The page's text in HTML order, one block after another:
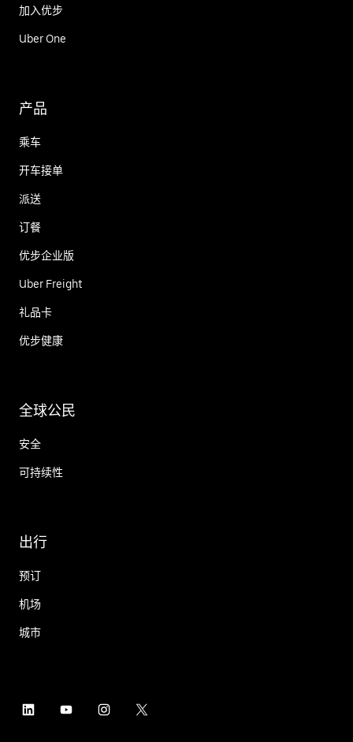
加入优步
Uber One
产品
乘车
开车接单
派送
订餐
优步企业版
Uber Freight
礼品卡
优步健康
全球公民
安全
可持续性
出行
预订
机场
城市